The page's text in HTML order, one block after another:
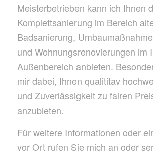
Meisterbetrieben kann ich Ihnen
Komplettsanierung im Bereich
Badsanierung,
und Wohnungsrenovierungen im
Außenbereich anbieten.
mir dabei, Ihnen qualititav
und Zuverlässigkeit zu fairen
anzubieten.
Für weitere Informationen oder
vor Ort rufen Sie mich an oder